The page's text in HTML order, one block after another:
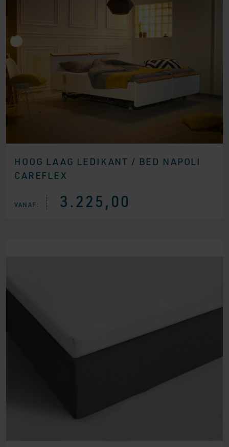
HOOG LAAG LEDIKANT / BED NAPOLI
CAREFLEX
VANAF: 3.225,00